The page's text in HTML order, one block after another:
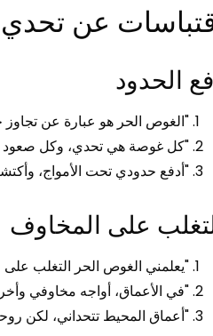
عن
الحدود
"الغوص الحر هو عبارة عن
"كل غوصة هي تحدي، وكل صعود
"أدفع حدودي تحت الأمواج،
على المخاوف
"يعلمني الغوص الحر التغلب على
"في الأعماق، أواجه مخاوفي
"أعماق المحيط تتحداني، لكن